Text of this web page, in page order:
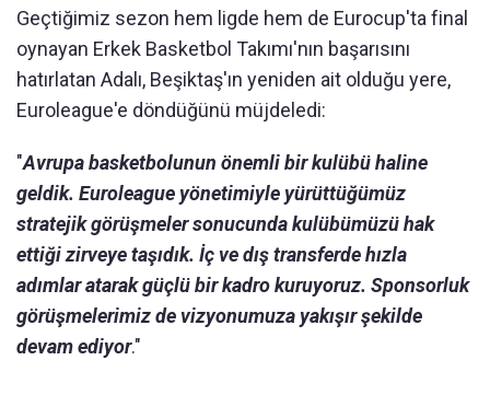
Geçtiğimiz sezon hem ligde hem de Eurocup'ta final
oynayan Erkek Basketbol Takımı'nın başarısını
hatırlatan Adalı, Beşiktaş'ın yeniden ait olduğu yere,
Euroleague'e döndüğünü müjdeledi:
"Avrupa basketbolunun önemli bir kulübü haline
geldik. Euroleague yönetimiyle yürüttüğümüz
stratejik görüşmeler sonucunda kulübümüzü hak
ettiği zirveye taşıdık. İç ve dış transferde hızla
adımlar atarak güçlü bir kadro kuruyoruz. Sponsorluk
görüşmelerimiz de vizyonumuza yakışır şekilde
devam ediyor."